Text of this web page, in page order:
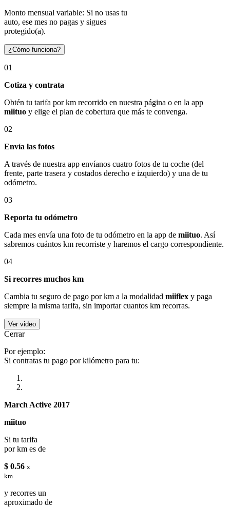
Monto mensual variable: Si no usas tu
auto, ese mes no pagas y sigues
protegido(a).
¿Cómo funciona?
01
Cotiza y contrata
Obtén tu tarifa por km recorrido en nuestra página o en la app
miituo y elige el plan de cobertura que más te convenga.
02
Envía las fotos
A través de nuestra app envíanos cuatro fotos de tu coche (del
frente, parte trasera y costados derecho e izquierdo) y una de tu
odómetro.
03
Reporta tu odómetro
Cada mes envía una foto de tu odómetro en la app de miituo. Así
sabremos cuántos km recorriste y haremos el cargo correspondiente.
04
Si recorres muchos km
Cambia tu seguro de pago por km a la modalidad miiflex y paga
siempre la misma tarifa, sin importar cuantos km recorras.
Ver video
Cerrar
Por ejemplo:
Si contratas tu pago por kilómetro para tu:
March Active 2017
miituo
Si tu tarifa
por km es de
$ 0.56 x
km
y recorres un
aproximado de